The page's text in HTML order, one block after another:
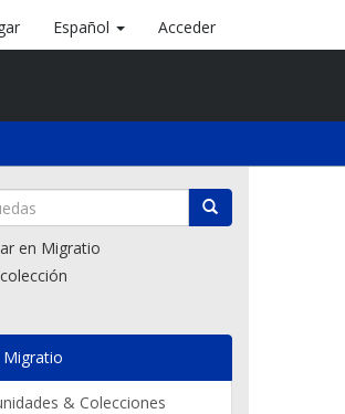
Español Acceder
en Migratio
& Colecciones